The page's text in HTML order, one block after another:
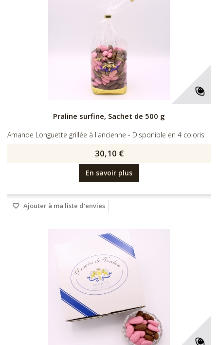
Praline surfine, Sachet de 500 g
Amande Longuette grillée à l'ancienne - Disponible en 4 coloris
30,10 €
En savoir plus
Ajouter à ma liste d'envies